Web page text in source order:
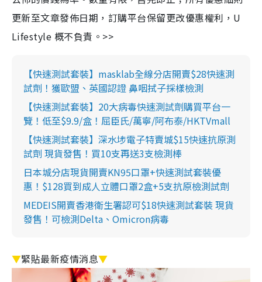
更新至文章發佈日期，訂購平台保留更改優惠權利，U
Lifestyle 概不負責。>>
【快速測試套裝】masklab全線分店開賣$28快速測
試劑！獲歐盟、英國認證 鼻咽拭子採樣檢測
【快速測試套裝】20大病毒快速測試劑購買平台一
覽！低至$9.9/盒！屈臣氏/萬寧/阿布泰/HKTVmall
【快速測試套裝】深水埗電子特賣城$15快速抗原測
試劑 現貨發售！買10支再送3支檢測棒
日本城分店現貨開賣KN95口罩+快速測試套裝優
惠！$128買到成人立體口罩2盒+5支抗原檢測試劑
MEDEIS開賣香港衛生署認可$18快速測試套裝 現貨
發售！可檢測Delta、Omicron病毒
▼緊貼最新疫情消息▼